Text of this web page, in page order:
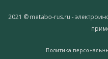
2021 © metabo-rus.ru -
Политика